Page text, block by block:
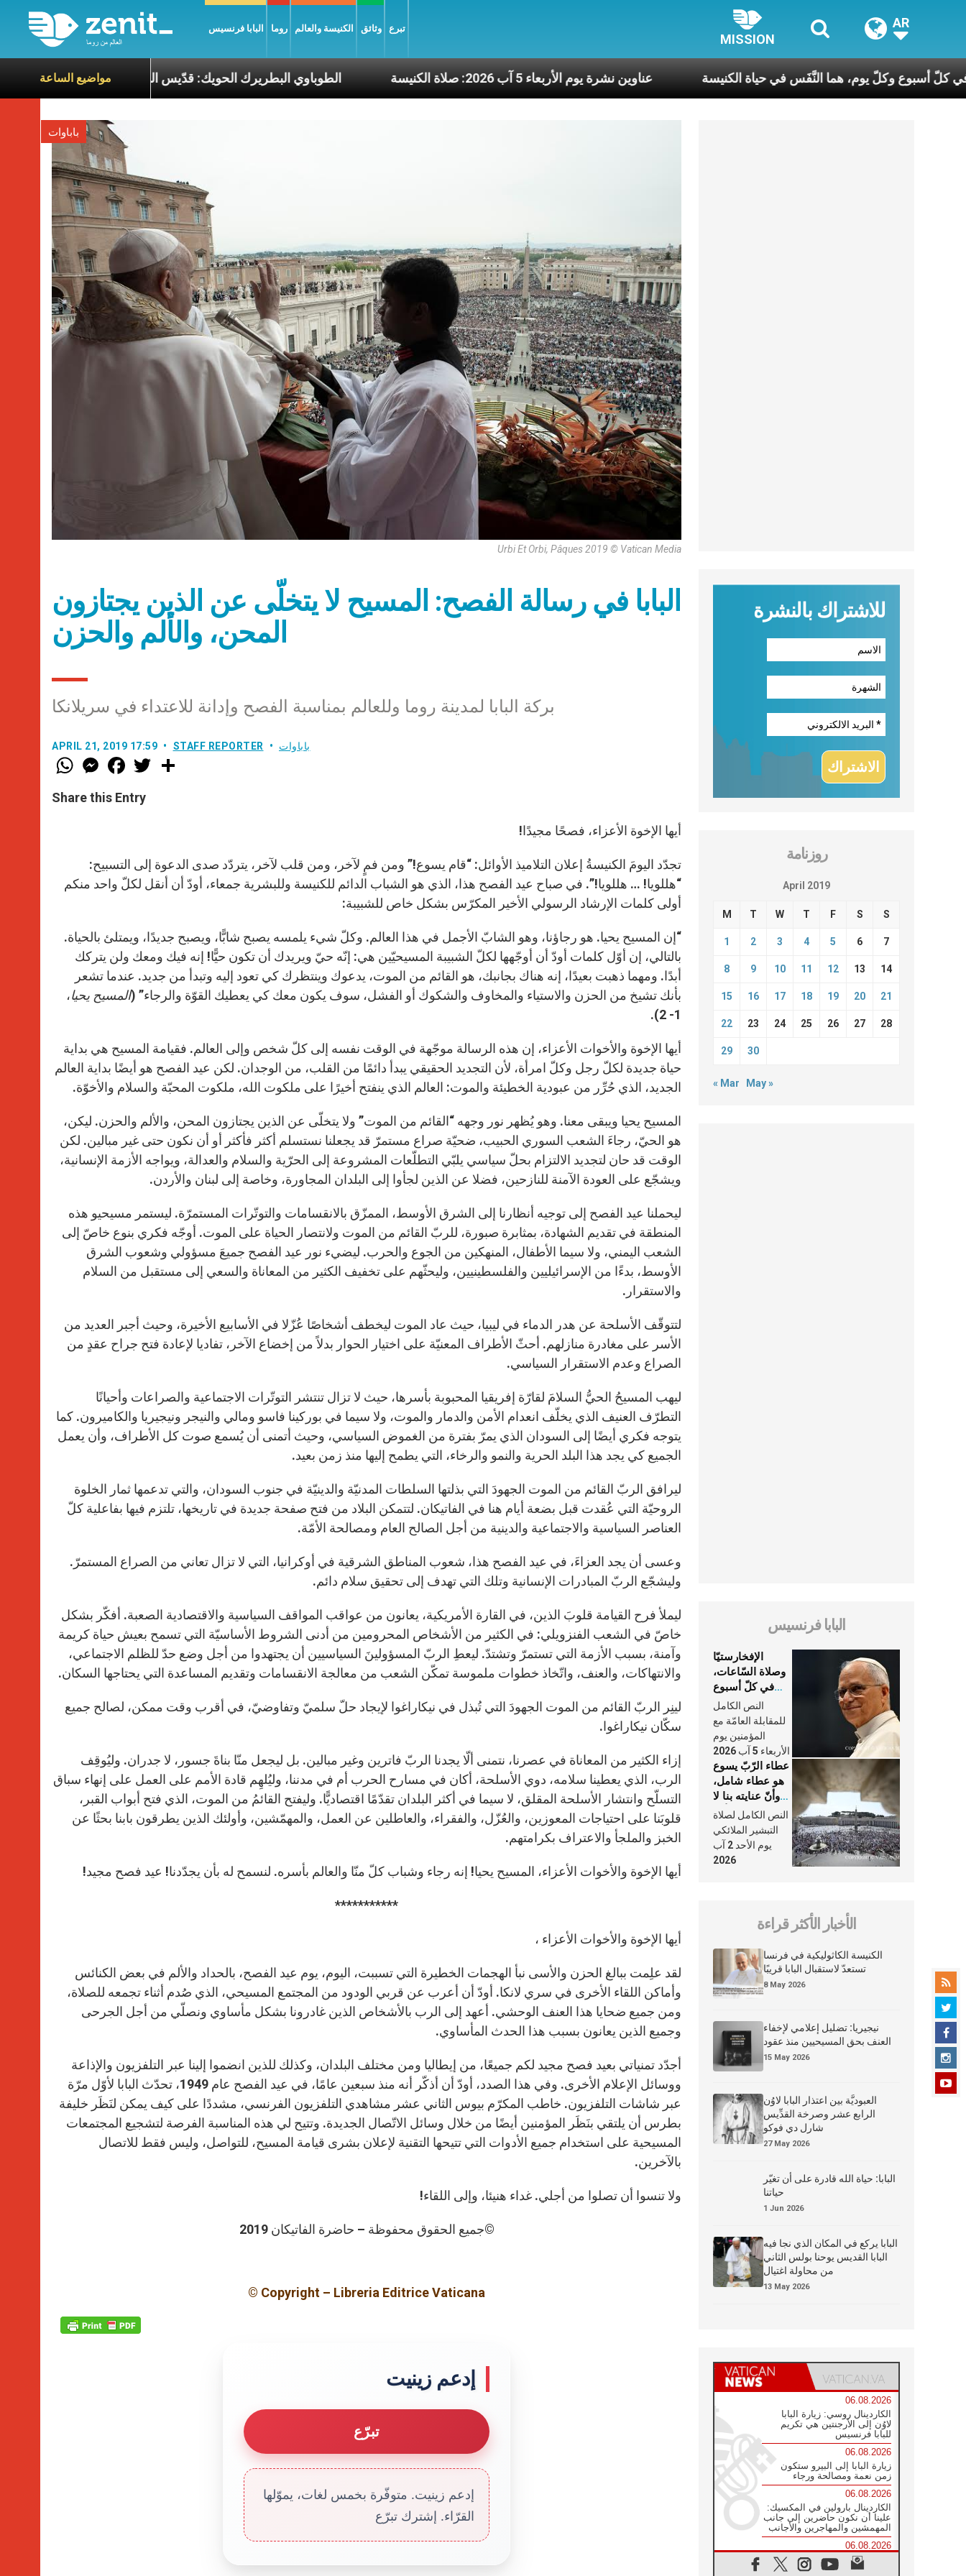
البابا فرنسيس روما الكنيسة والعالم وثائق تبرع
MISSION
AR
مواضيع الساعة
الطوباوي البطريرك الحويك: قدّيس الممكن في عناوين نشرة يوم الأربعاء 5 آب 2026: صلاة الكنيسة السّاعات، في كلّ أسبوع وكلّ يوم، هما النَّفَس في حياة الكنيسة
باباوات
Urbi Et Orbi, Pâques 2019 © Vatican Media
البابا في رسالة الفصح: المسيح لا يتخلّى عن الذين يجتازون
المحن، والألم والحزن
بركة البابا لمدينة روما وللعالم بمناسبة الفصح وإدانة للاعتداء في سريلانكا
APRIL 21, 2019 17:59 STAFF REPORTER باباوات
W
h
t
s
M
e
s
e
F
a
e
b
w
Share this Entry
أيها الإخوة الأعزاء، فصحًا مجيدًا!
تجدّد اليومَ الكنيسةُ إعلان التلاميذ الأوائل: “قام يسوع!” ومن فمٍ لآخر، ومن قلب لآخر، يتردّد صدى الدعوة إلى التسبيح:
“هللويا! … هللويا!”. في صباح عيد الفصح هذا، الذي هو الشباب الدائم للكنيسة وللبشرية جمعاء، أودّ أن أنقل لكلّ واحد منكم
أولى كلمات الإرشاد الرسولي الأخير المكرّس بشكل خاص للشبيبة:
“إن المسيح يحيا. هو رجاؤنا، وهو الشابّ الأجمل في هذا العالم. وكلّ شيء يلمسه يصبح شابًّا، ويصبح جديدًا، ويمتلئ بالحياة.
بالتالي، إن أوّل كلمات أودّ أن أوجّهها لكلّ الشبيبة المسيحيّين هي: إنّه حيّ ويريدك أن تكون حيًّا! إنه فيك ومعك ولن يتركك
أبدًا. ومهما ذهبت بعيدًا، إنه هناك بجانبك، هو القائم من الموت، يدعوك وينتظرك كي تعود إليه وتبدأ من جديد. عندما تشعر
بأنك تشيخ من الحزن والاستياء والمخاوف والشكوك أو الفشل، سوف يكون معك كي يعطيك القوّة والرجاء” (المسيح يحيا،
1- 2).
أيها الإخوة والأخوات الأعزاء، إن هذه الرسالة موجّهة في الوقت نفسه إلى كلّ شخص وإلى العالم. فقيامة المسيح هي بداية
حياة جديدة لكلّ رجل وكلّ امرأة، لأن التجديد الحقيقي يبدأ دائمًا من القلب، من الوجدان. لكن عيد الفصح هو أيضًا بداية العالم
الجديد، الذي حُرِّر من عبودية الخطيئة والموت: العالم الذي ينفتح أخيرًا على ملكوت الله، ملكوت المحبّة والسلام والأخوّة.
المسيح يحيا ويبقى معنا. وهو يُظهر نور وجهه “القائم من الموت” ولا يتخلّى عن الذين يجتازون المحن، والألم والحزن. ليكن،
هو الحيّ، رجاءَ الشعب السوري الحبيب، ضحيّة صراع مستمرّ قد يجعلنا نستسلم أكثر فأكثر أو أن نكون حتى غير مبالين. لكن
الوقت قد حان لتجديد الالتزام بحلّ سياسي يلبّي التطلّعات المشروعة إلى الحرّية والسلام والعدالة، ويواجه الأزمة الإنسانية،
ويشجّع على العودة الآمنة للنازحين، فضلا عن الذين لجأوا إلى البلدان المجاورة، وخاصة إلى لبنان والأردن.
ليحملنا عيد الفصح إلى توجيه أنظارنا إلى الشرق الأوسط، الممزّق بالانقسامات والتوتّرات المستمرّة. ليستمر مسيحيو هذه
المنطقة في تقديم الشهادة، بمثابرة صبورة، للربّ القائم من الموت ولانتصار الحياة على الموت. أوجّه فكري بنوع خاصّ إلى
الشعب اليمني، ولا سيما الأطفال، المنهكين من الجوع والحرب. ليضيء نور عيد الفصح جميعَ مسؤولي وشعوب الشرق
الأوسط، بدءًا من الإسرائيليين والفلسطينيين، وليحثّهم على تخفيف الكثير من المعاناة والسعي إلى مستقبل من السلام
والاستقرار.
لتتوقّف الأسلحة عن هدر الدماء في ليبيا، حيث عاد الموت ليخطف أشخاصًا عُزّلا في الأسابيع الأخيرة، وحيث أجبر العديد من
الأسر على مغادرة منازلهم. أحثّ الأطراف المعنيّة على اختيار الحوار بدلاً من إخضاع الآخر، تفاديا لإعادة فتح جراح عقدٍ من
الصراع وعدم الاستقرار السياسي.
ليهب المسيحُ الحيُّ السلامَ لقارّة إفريقيا المحبوبة بأسرها، حيث لا تزال تنتشر التوتّرات الاجتماعية والصراعات وأحيانًا
التطرّف العنيف الذي يخلّف انعدام الأمن والدمار والموت، ولا سيما في بوركينا فاسو ومالي والنيجر ونيجيريا والكاميرون. كما
يتوجه فكري أيضًا إلى السودان الذي يمرّ بفترة من الغموض السياسي، وحيث أتمنى أن يُسمع صوت كل الأطراف، وأن يعمل
الجميع كي يجد هذا البلد الحرية والنمو والرخاء، التي يطمح إليها منذ زمن بعيد.
ليرافق الربّ القائم من الموت الجهودَ التي بذلتها السلطات المدنيّة والدينيّة في جنوب السودان، والتي تدعمها ثمار الخلوة
الروحيّة التي عُقدت قبل بضعة أيام هنا في الفاتيكان. لتتمكن البلاد من فتح صفحة جديدة في تاريخها، تلتزم فيها بفاعلية كلّ
العناصر السياسية والاجتماعية والدينية من أجل الصالح العام ومصالحة الأمّة.
وعسى أن يجد العزاءَ، في عيد الفصح هذا، شعوب المناطق الشرقية في أوكرانيا، التي لا تزال تعاني من الصراع المستمرّ.
وليشجّع الربّ المبادرات الإنسانية وتلك التي تهدف إلى تحقيق سلام دائم.
ليملأ فرح القيامة قلوبَ الذين، في القارة الأمريكية، يعانون من عواقب المواقف السياسية والاقتصادية الصعبة. أفكّر بشكل
خاصّ في الشعب الفنزويلي: في الكثير من الأشخاص المحرومين من أدنى الشروط الأساسيّة التي تسمح بعيش حياة كريمة
وآمنة، بسبب الأزمة التي تستمرّ وتشتدّ. ليعطِ الربّ المسؤولينَ السياسيين أن يجتهدوا من أجل وضع حدّ للظلم الاجتماعي،
والانتهاكات، والعنف، واتّخاذ خطوات ملموسة تمكّن الشعب من معالجة الانقسامات وتقديم المساعدة التي يحتاجها السكان.
لينِر الربّ القائم من الموت الجهودَ التي تُبذل في نيكاراغوا لإيجاد حلّ سلميّ وتفاوضيّ، في أقرب وقت ممكن، لصالح جميع
سكّان نيكاراغوا.
إزاء الكثير من المعاناة في عصرنا، نتمنى ألّا يجدنا الربّ فاترين وغير مبالين. بل ليجعل منّا بناةَ جسور، لا جدران. وليُوقِف
الرب، الذي يعطينا سلامه، دوي الأسلحة، أكان في مسارح الحرب أم في مدننا، وليُلهِم قادة الأمم على العمل على إنهاء سباق
التسلّح وانتشار الأسلحة المقلق، لا سيما في أكثر البلدان تقدّمًا اقتصاديًّا. وليفتح القائمُ من الموت، الذي فتح أبواب القبر،
قلوبَنا على احتياجات المعوزين، والعُزّل، والفقراء، والعاطلين عن العمل، والمهمّشين، وأولئك الذين يطرقون بابنا بحثًا عن
الخبز والملجأ والاعتراف بكرامتهم.
أيها الإخوة والأخوات الأعزاء، المسيح يحيا! إنه رجاء وشباب كلّ منّا والعالم بأسره. لنسمح له بأن يجدّدنا! عيد فصح مجيد!
***********
أيها الإخوة والأخوات الأعزاء ،
لقد علِمت ببالغ الحزن والأسى نبأ الهجمات الخطيرة التي تسببت، اليوم، يوم عيد الفصح، بالحداد والألم في بعض الكنائس
وأماكن اللقاء الأخرى في سري لانكا. أودّ أن أعرب عن قربي الودود من المجتمع المسيحي، الذي صُدم أثناء تجمعه للصلاة،
ومن جميع ضحايا هذا العنف الوحشي. أعهد إلى الرب بالأشخاص الذين غادرونا بشكل مأساوي ونصلّي من أجل الجرحى
وجميع الذين يعانون بسبب هذا الحدث المأساوي.
أجدّد تمنياتي بعيد فصح مجيد لكم جميعًا، من إيطاليا ومن مختلف البلدان، وكذلك للذين انضموا إلينا عبر التلفزيون والإذاعة
ووسائل الإعلام الأخرى. وفي هذا الصدد، أودّ أن أذكّر أنه منذ سبعين عامًا، في عيد الفصح عام 1949، تحدّث البابا لأوّل مرّة
عبر شاشات التلفزيون. خاطب المكرّم بيوس الثاني عشر مشاهدي التلفزيون الفرنسي، مشددًا على كيف يمكن لنَظَر خليفة
بطرس أن يلتقي بنَظَر المؤمنين أيضًا من خلال وسائل الاتّصال الجديدة. وتتيح لي هذه المناسبة الفرصة لتشجيع المجتمعات
المسيحية على استخدام جميع الأدوات التي تتيحها التقنية لإعلان بشرى قيامة المسيح، للتواصل، وليس فقط للاتصال
بالآخرين.
ولا تنسوا أن تصلوا من أجلي. غداء هنيئا، وإلى اللقاء!
©جميع الحقوق محفوظة – حاضرة الفاتيكان 2019
© Copyright – Libreria Editrice Vaticana
إدعم زينيت
تبرّع
إدعم زينيت. متوفّرة بخمس لغات، يموّلها
القرّاء. إشترك تبرّع
للاشتراك بالنشرة
روزنامة
April 2019
M T W T F S S
1 2 3 4 5 6 7
8 9 10 11 12 13 14
15 16 17 18 19 20 21
22 23 24 25 26 27 28
29 30
« Mar May »
البابا فرنسيس
الإفخارستيّا
وصلاة السّاعات،
في كلّ أسبوع
وكلّ يوم، هما
النَّفَس في حياة
الكنيسة
النص الكامل
للمقابلة العامّة مع
المؤمنين يوم
الأربعاء 5 آب 2026
عطاء الرّبّ يسوع
هو عطاء شامل،
وأنّ عنايته بنا لا
تغيب عنّا أبدًا
النص الكامل لصلاة
التبشير الملائكي
يوم الأحد 2 آب
2026
الأخبار الأكثر قراءة
الكنيسة الكاثوليكية في فرنسا
تستعدّ لاستقبال البابا قريبًا
8 May 2026
نيجيريا: تضليل إعلامي لإخفاء
العنف بحق المسيحيين منذ عقود
15 May 2026
العبوديَّة بين اعتذار البابا لاوُن
الرابع عشر وصرخة القدِّيس
شارل دي فوكو
27 May 2026
البابا: حياة الله قادرة على أن تغيّر
حياتنا
1 Jun 2026
البابا يركع في المكان الذي نجا فيه
البابا القديس يوحنا بولس الثاني
من محاولة اغتيال
13 May 2026
06.08.2026
الكاردينال روسي: زيارة البابا
لاوُن إلى الأرجنتين هي تكريم
للبابا فرنسيس
06.08.2026
زيارة البابا إلى البيرو ستكون
زمن نعمة ومصالحة ورجاء
06.08.2026
الكاردينال بارولين في المكسيك:
علينا أن نكون حاضرين إلى جانب
المهمشين والمهاجرين والأجانب
06.08.2026
البابا لاوُن الرابع عشر للشباب
في أسيزي: "أوروبا والعالم يبحثان